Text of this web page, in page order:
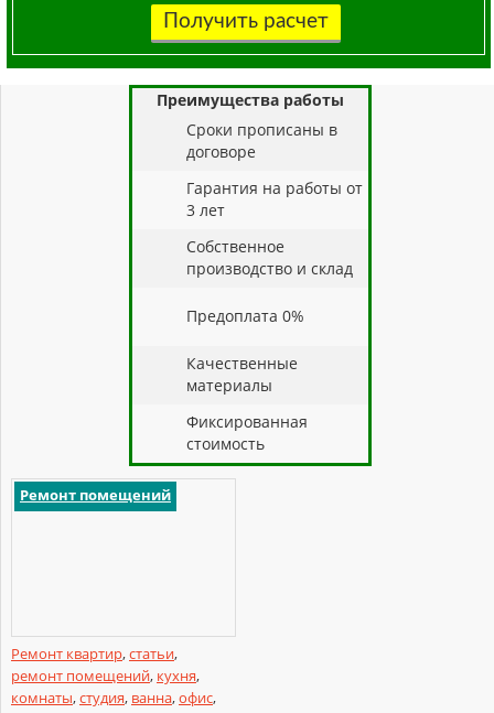
Получить расчет
Преимущества работы
Cроки прописаны в
договоре
Гарантия на работы от
3 лет
Собственное
производство и склад
Предоплата 0%
Качественные
материалы
Фиксированная
стоимость
Ремонт помещений
Ремонт квартир,статьи,
ремонт помещений, кухня,
комнаты,студия, ванна,офис,